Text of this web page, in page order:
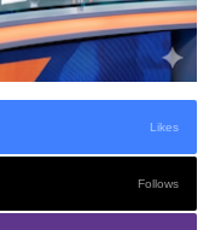
Likes
Follows